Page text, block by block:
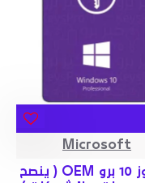
Microsoft
ويندوز 10 برو OEM ( ينصح